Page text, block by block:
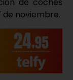
de coches
noviembre.